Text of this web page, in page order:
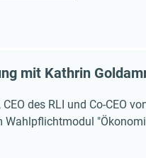
mit Kathrin
des RLI und Co-CEO
Wahlpflichtmodul